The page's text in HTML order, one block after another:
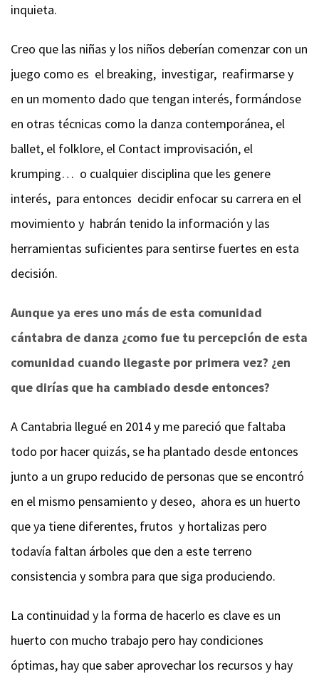
inquieta.
Creo que las niñas y los niños deberían comenzar con un
juego como es el breaking, investigar, reafirmarse y
en un momento dado que tengan interés, formándose
en otras técnicas como la danza contemporánea, el
ballet, el folklore, el Contact improvisación, el
krumping… o cualquier disciplina que les genere
interés, para entonces decidir enfocar su carrera en el
movimiento y habrán tenido la información y las
herramientas suficientes para sentirse fuertes en esta
decisión.
Aunque ya eres uno más de esta comunidad
cántabra de danza ¿como fue tu percepción de esta
comunidad cuando llegaste por primera vez? ¿en
que dirías que ha cambiado desde entonces?
A Cantabria llegué en 2014 y me pareció que faltaba
todo por hacer quizás, se ha plantado desde entonces
junto a un grupo reducido de personas que se encontró
en el mismo pensamiento y deseo, ahora es un huerto
que ya tiene diferentes, frutos y hortalizas pero
todavía faltan árboles que den a este terreno
consistencia y sombra para que siga produciendo.
La continuidad y la forma de hacerlo es clave es un
huerto con mucho trabajo pero hay condiciones
óptimas, hay que saber aprovechar los recursos y hay